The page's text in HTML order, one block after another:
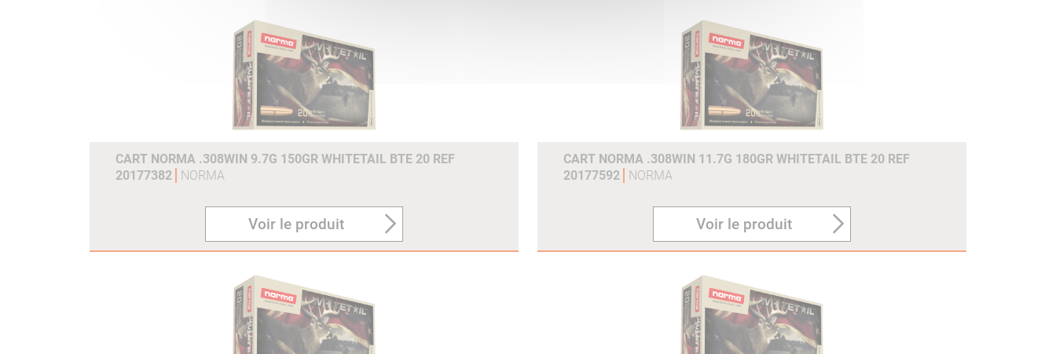
CART NORMA .308WIN 9.7G 150GR WHITETAIL BTE 20 REF
20177382
NORMA
Voir le produit
CART NORMA .308WIN 11.7G 180GR WHITETAIL BTE 20 REF
20177592
NORMA
Voir le produit